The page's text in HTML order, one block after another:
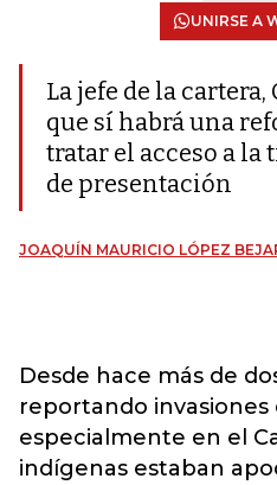
UNIRSE A
La jefe de la
que sí habrá una
tratar el acceso a la
de presentación
JOAQUÍN MAURICIO LÓPEZ
Desde hace más de
reportando invasiones
especialmente en el
indígenas estaban